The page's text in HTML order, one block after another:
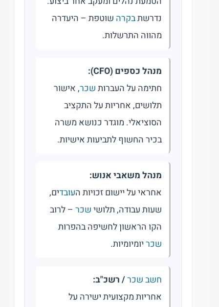
נדרשתבקרה שוטפת – היעדרה
מהווה התרשלות.
מנהל כספים (CFO):
חתימה על העברותשכר, אישור
תלושים, אחריות על התקציב
הסוציאלי. מוגדר כנושא משרה
בכיר החשוף לתביעות אישיות.
מנהל משאבי אנוש:
אחראי על יישום זכויות העובדים,
שעות עבודה, תלושישכר – לרוב
הקו הראשון לחשיפה בהפרות
שכריומיומיות.
חשב שכר/ רשכ"ב:
אחריות מקצועית ישירה על